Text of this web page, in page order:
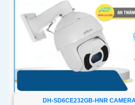
DH-SD6CE232GB-HNR